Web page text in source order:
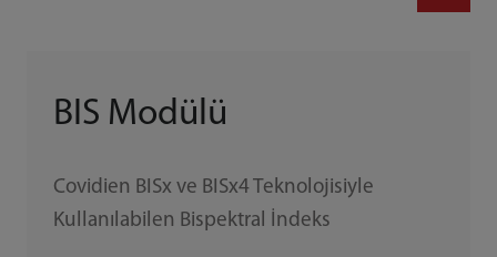
BIS Modülü
Covidien BISx ve BISx4 Teknolojisiyle
Kullanılabilen Bispektral İndeks